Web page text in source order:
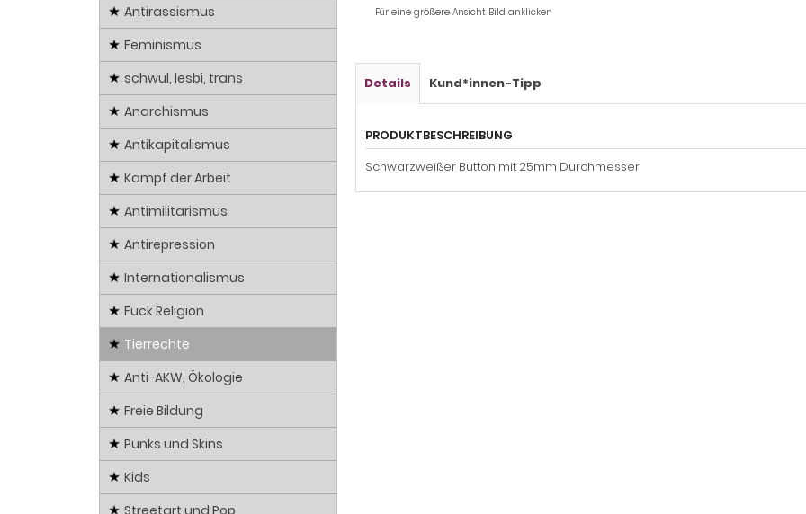
Für eine größere Ansicht Bild anklicken
Details Kund*innen-Tipp
PRODUKTBESCHREIBUNG
Schwarzweißer Button mit 25mm Durchmesser
Antirassismus
Feminismus
schwul, lesbi, trans
Anarchismus
Antikapitalismus
Kampf der Arbeit
Antimilitarismus
Antirepression
Internationalismus
Fuck Religion
Tierrechte
Anti-AKW, Ökologie
Freie Bildung
Punks und Skins
Kids